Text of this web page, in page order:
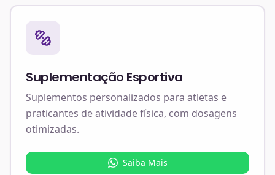
Suplementação Esportiva
Suplementos personalizados para atletas e
praticantes de atividade física, com dosagens
otimizadas.
Saiba Mais